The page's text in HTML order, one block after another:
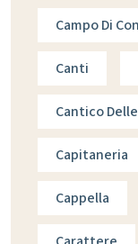
Campo Di
Canti
Cantico
Capitaneria
Cappella